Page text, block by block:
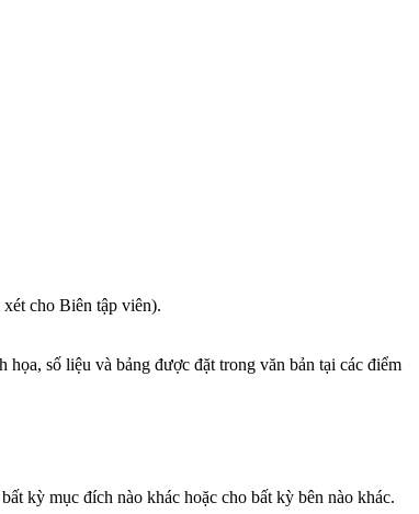
cho Biên tập viên).
số liệu và bảng được đặt trong văn bản tại các điểm
kỳ mục đích nào khác hoặc cho bất kỳ bên nào khác.